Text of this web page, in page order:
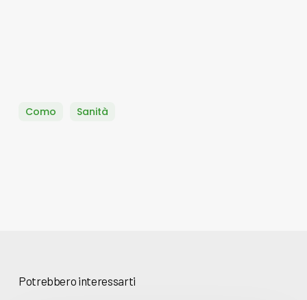
Como Sanità
Potrebbero interessarti